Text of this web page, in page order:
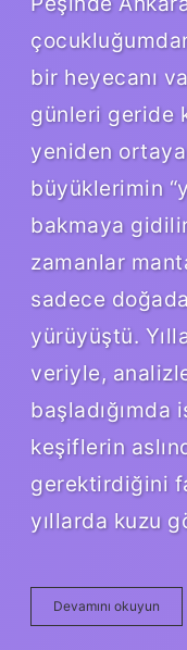
bir heyecanı
günleri geride
yeniden ortaya
büyüklerimin
bakmaya
zamanlar
sadece
yürüyüştü.
veriyle,
başladığımda
keşiflerin
gerektirdiğini
yıllarda kuzu
Devamını okuyun